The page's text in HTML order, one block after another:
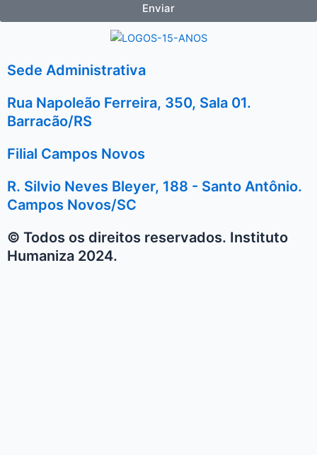
Enviar
Sede Administrativa
Rua Napoleão Ferreira, 350, Sala 01.
Barracão/RS
Filial Campos Novos
R. Silvio Neves Bleyer, 188 - Santo Antônio.
Campos Novos/SC
© Todos os direitos reservados. Instituto
Humaniza 2024.